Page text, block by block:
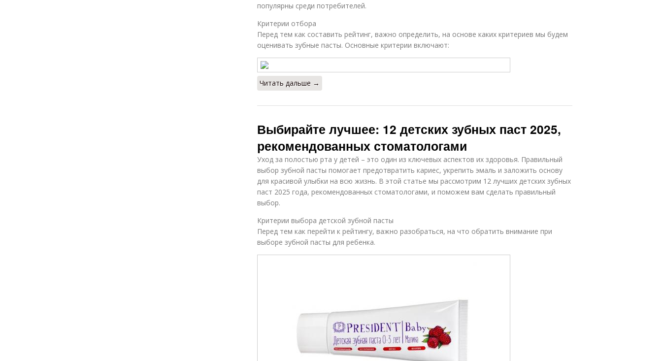
Пасты на рынке
максимального
эффекта
пасты
оптимальной
популярны среди потребителей.
Критерии отбора
Перед тем как составить рейтинг, важно определить, на основе каких критериев мы будем
оценивать зубные пасты. Основные критерии включают:
Читать дальше →
Выбирайте лучшее: 12 детских зубных паст 2025,
рекомендованных стоматологами
Уход за полостью рта у детей – это один из ключевых аспектов их здоровья. Правильный
выбор зубной пасты помогает предотвратить кариес, укрепить эмаль и заложить основу
для красивой улыбки на всю жизнь. В этой статье мы рассмотрим 12 лучших детских зубных
паст 2025 года, рекомендованных стоматологами, и поможем вам сделать правильный
выбор.
Критерии выбора детской зубной пасты
Перед тем как перейти к рейтингу, важно разобраться, на что обратить внимание при
выборе зубной пасты для ребенка.